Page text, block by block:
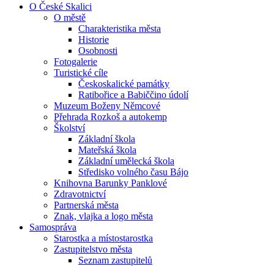
O České Skalici
O městě
Charakteristika města
Historie
Osobnosti
Fotogalerie
Turistické cíle
Českoskalické památky
Ratibořice a Babiččino údolí
Muzeum Boženy Němcové
Přehrada Rozkoš a autokemp
Školství
Základní škola
Mateřská škola
Základní umělecká škola
Středisko volného času Bájo
Knihovna Barunky Panklové
Zdravotnictví
Partnerská města
Znak, vlajka a logo města
Samospráva
Starostka a místostarostka
Zastupitelstvo města
Seznam zastupitelů